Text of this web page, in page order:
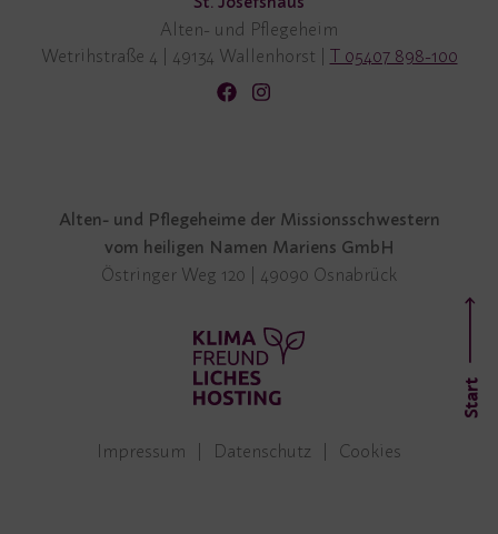
Alten- und Pflegeheim
Wetrihstraße 4
49134 Wallenhorst T 05407 898-100
Start
Alten- und Pflegeheime der Missionsschwestern
vom heiligen Namen Mariens GmbH
Östringer Weg 120 | 49090 Osnabrück
Impressum Datenschutz Cookies